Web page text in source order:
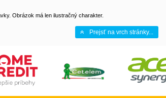
Obrázok má len ilustračný charakter.
Prejsť na vrch stránky...